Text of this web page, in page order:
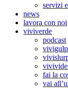
servizi
news
lavora con noi
viviverde
podcast
vivigulp
fai la
vai